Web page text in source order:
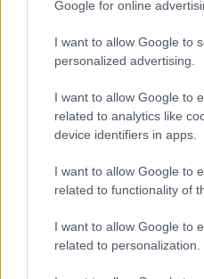
Google for online
I want to allow Google to
personalized advertising.
I want to allow Google to
related to analytics like
device identifiers in apps.
I want to allow Google to
related to functionality of
I want to allow Google to
related to personalization.